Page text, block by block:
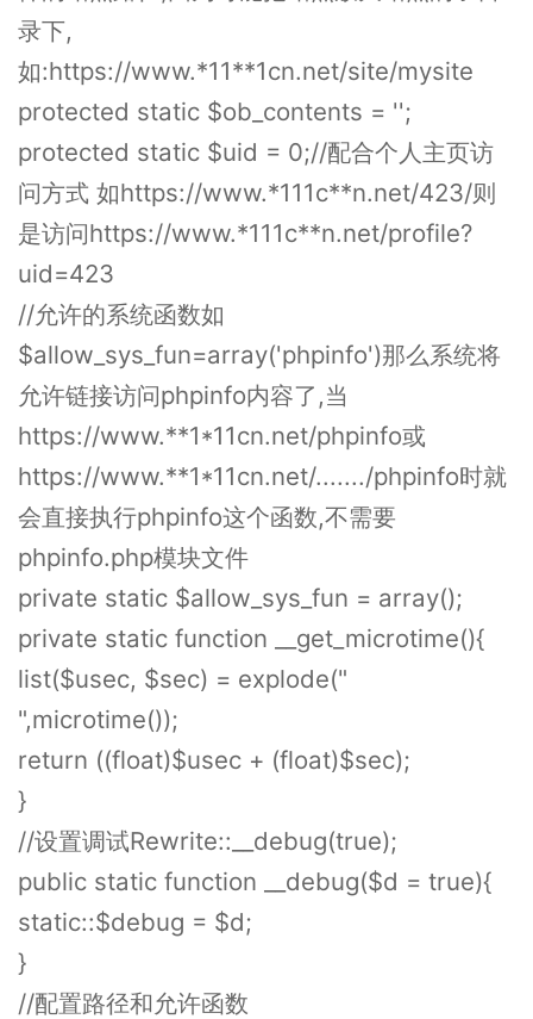
录下,
如:https://www.*11**1cn.net/site/mysite
protected static $ob_contents = '';
protected static $uid = 0;//配合个人主页访
问方式 如https://www.*111c**n.net/423/则
是访问https://www.*111c**n.net/profile?
uid=423
//允许的系统函数如
$allow_sys_fun=array('phpinfo')那么系统将
允许链接访问phpinfo内容了,当
https://www.**1*11cn.net/phpinfo或
https://www.**1*11cn.net/......./phpinfo时就
会直接执行phpinfo这个函数,不需要
phpinfo.php模块文件
private static $allow_sys_fun = array();
private static function __get_microtime(){
list($usec, $sec) = explode("
",microtime());
return ((float)$usec + (float)$sec);
}
//设置调试Rewrite::__debug(true);
public static function __debug($d = true){
static::$debug = $d;
}
//配置路径和允许函数